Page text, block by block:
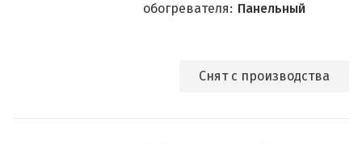
обогревателя: Панельный
Снят с производства